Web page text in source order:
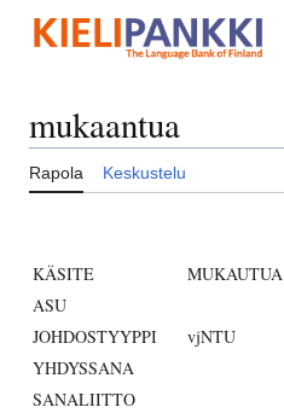
sisältöön
mukaantua
Rapola Keskustelu
KÄSITE
MUKAUTUA
ASU
JOHDOSTYYPPI
vjNTU
YHDYSSANA
SANALIITTO